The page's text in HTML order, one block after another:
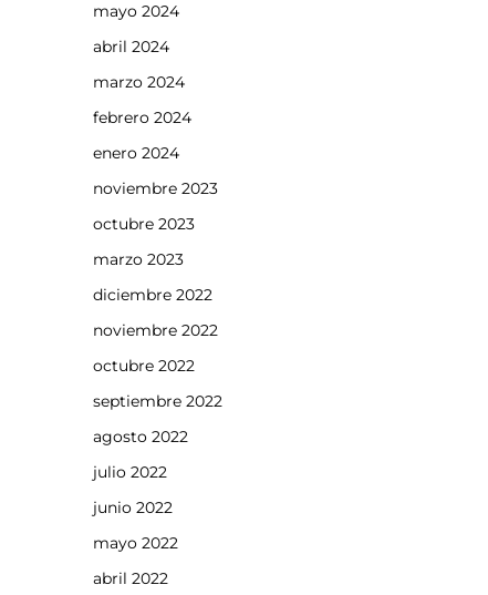
mayo 2024
abril 2024
marzo 2024
febrero 2024
enero 2024
noviembre 2023
octubre 2023
marzo 2023
diciembre 2022
noviembre 2022
octubre 2022
septiembre 2022
agosto 2022
julio 2022
junio 2022
mayo 2022
abril 2022